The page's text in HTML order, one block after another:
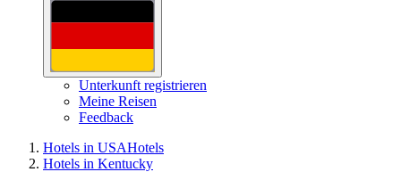
Unterkunft registrieren
Meine Reisen
Feedback
Hotels in USAHotels
Hotels in Kentucky